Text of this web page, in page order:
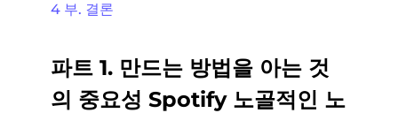
4 부. 결론
파트 1. 만드는 방법을 아는 것
의 중요성 Spotify 노골적인 노